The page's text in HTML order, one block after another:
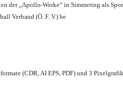
der „Apollo-Werke“ in Simmering als
Verband (Ö. F. V.) be
(CDR, AI EPS, PDF) und 3